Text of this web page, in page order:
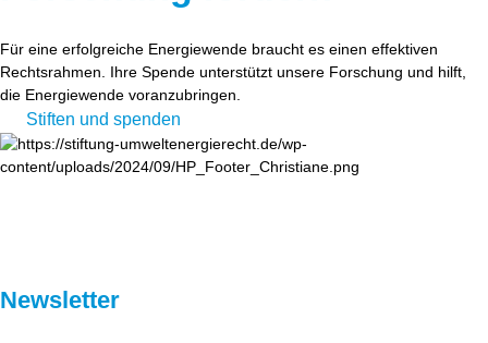
Für eine erfolgreiche Energiewende braucht es einen effektiven
Rechtsrahmen. Ihre Spende unterstützt unsere Forschung und hilft,
die Energiewende voranzubringen.
Stiften und spenden
Newsletter